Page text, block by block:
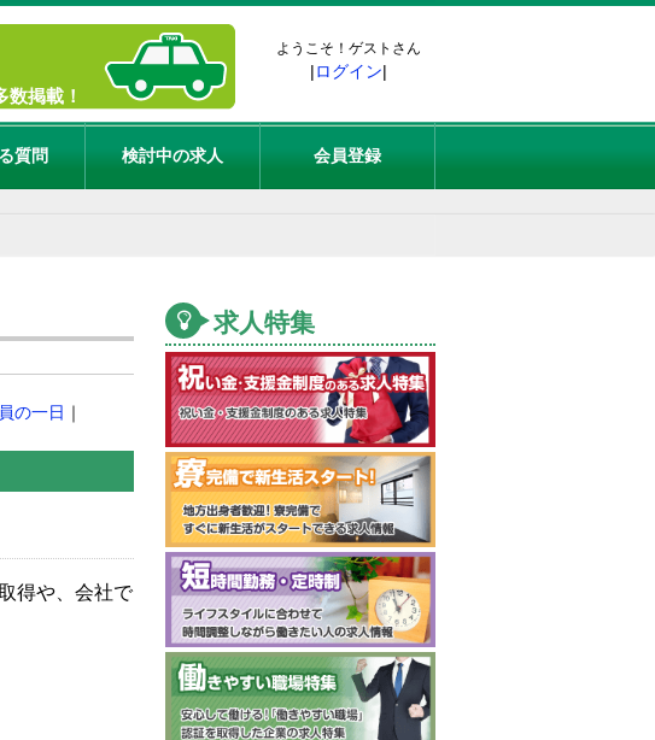
数掲載！
ようこそ！ゲストさん
|ログイン|
質問 検討中の求人 会員登録
の一日 ｜
得や、会社で
求人特集